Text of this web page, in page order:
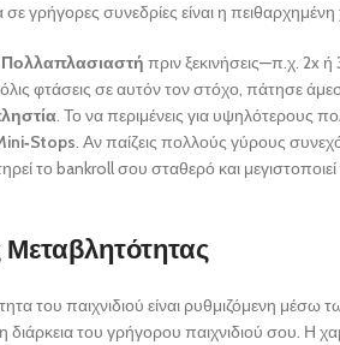
σε γρήγορες συνεδρίες είναι η
Πολλαπλασιαστή πριν ξεκινήσεις—π.χ. 2x
φτάσεις σε αυτόν τον στόχο, πάτησε
. Το να περιμένεις για υψηλότερους
. Αν παίζεις πολλούς γύρους
το bankroll σου σταθερό και
του παιχνιδιού είναι ρυθμιζόμενη
διάρκεια του γρήγορου παιχνιδιού σου. Η